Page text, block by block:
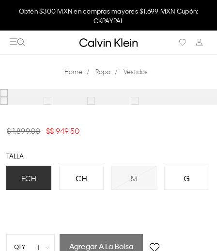
Obtén $300 MXN en compras mayores $1,699 MXN Cupón:
CKPAYPAL
Ropa Vestidos
$ 1,899.00 $ 949.50
TALLA
ECH CH M G
QTY 1 Agregar A La Bolsa